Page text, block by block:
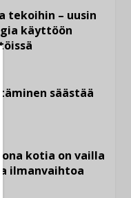
tekoihin – uusin
käyttöön
säästää
kotia on vailla
ilmanvaihtoa